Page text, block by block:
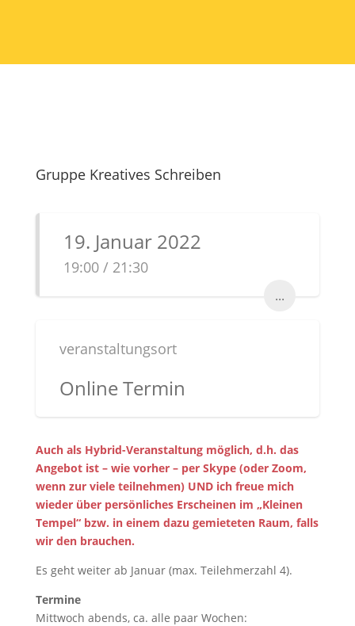
Gruppe Kreatives Schreiben
19. Januar 2022
19:00 / 21:30
...
veranstaltungsort
Online Termin
Auch als Hybrid-Veranstaltung möglich, d.h. das
Angebot ist – wie vorher – per Skype (oder Zoom,
wenn zur viele teilnehmen) UND ich freue mich
wieder über persönliches Erscheinen im „Kleinen
Tempel“ bzw. in einem dazu gemieteten Raum, falls
wir den brauchen.
Es geht weiter ab Januar (max. Teilehmerzahl 4).
Termine
Mittwoch abends, ca. alle paar Wochen: